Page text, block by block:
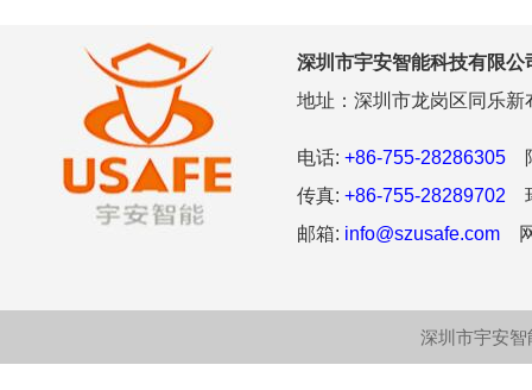
深圳市宇安智能科技有限公
地址：深圳市龙岗区同乐
电话: +86-755-28286305
传真: +86-755-28289702
邮箱: info@szusafe.com
深圳市宇安